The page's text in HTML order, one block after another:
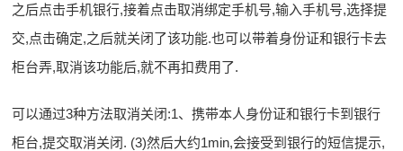
之后点击手机银行,接着点击取消绑定手机号,输入手机号,选择提
交,点击确定,之后就关闭了该功能.也可以带着身份证和银行卡去
柜台弄,取消该功能后,就不再扣费用了.
可以通过3种方法取消关闭:1、携带本人身份证和银行卡到银行
柜台,提交取消关闭. (3)然后大约1min,会接受到银行的短信提示,